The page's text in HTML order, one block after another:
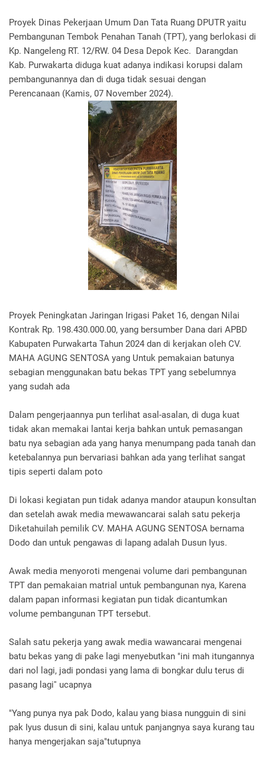
Proyek Dinas Pekerjaan Umum Dan Tata Ruang DPUTR yaitu
Pembangunan Tembok Penahan Tanah (TPT), yang berlokasi di
Kp. Nangeleng RT. 12/RW. 04 Desa Depok Kec. Darangdan
Kab. Purwakarta diduga kuat adanya indikasi korupsi dalam
pembangunannya dan di duga tidak sesuai dengan
Perencanaan (Kamis, 07 November 2024).
Proyek Peningkatan Jaringan Irigasi Paket 16, dengan Nilai
Kontrak Rp. 198.430.000.00, yang bersumber Dana dari APBD
Kabupaten Purwakarta Tahun 2024 dan di kerjakan oleh CV.
MAHA AGUNG SENTOSA yang Untuk pemakaian batunya
sebagian menggunakan batu bekas TPT yang sebelumnya
yang sudah ada
Dalam pengerjaannya pun terlihat asal-asalan, di duga kuat
tidak akan memakai lantai kerja bahkan untuk pemasangan
batu nya sebagian ada yang hanya menumpang pada tanah dan
ketebalannya pun bervariasi bahkan ada yang terlihat sangat
tipis seperti dalam poto
Di lokasi kegiatan pun tidak adanya mandor ataupun konsultan
dan setelah awak media mewawancarai salah satu pekerja
Diketahuilah pemilik CV. MAHA AGUNG SENTOSA bernama
Dodo dan untuk pengawas di lapang adalah Dusun Iyus.
Awak media menyoroti mengenai volume dari pembangunan
TPT dan pemakaian matrial untuk pembangunan nya, Karena
dalam papan informasi kegiatan pun tidak dicantumkan
volume pembangunan TPT tersebut.
Salah satu pekerja yang awak media wawancarai mengenai
batu bekas yang di pake lagi menyebutkan "ini mah itungannya
dari nol lagi, jadi pondasi yang lama di bongkar dulu terus di
pasang lagi'' ucapnya
"Yang punya nya pak Dodo, kalau yang biasa nungguin di sini
pak Iyus dusun di sini, kalau untuk panjangnya saya kurang tau
hanya mengerjakan saja"tutupnya